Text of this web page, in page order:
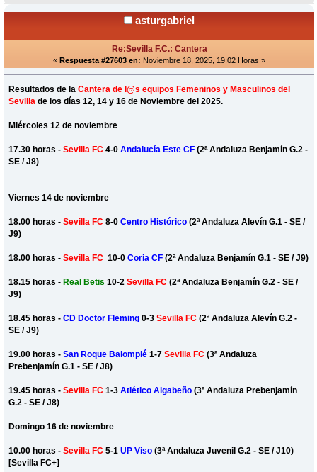
asturgabriel
Re:Sevilla F.C.: Cantera
« Respuesta #27603 en: Noviembre 18, 2025, 19:02 Horas »
Resultados de laCantera de l@s equipos Femeninos y Masculinos del
Sevilla de los días 12, 14 y 16 de Noviembre del 2025.
Miércoles 12 de noviembre
17.30 horas -Sevilla FC 4-0Andalucía Este CF (2ª Andaluza Benjamín G.2 -
SE / J8)
Viernes 14 de noviembre
18.00 horas - Sevilla FC8-0Centro Histórico (2ª Andaluza Alevín G.1 - SE /
J9)
18.00 horas -Sevilla FC 10-0Coria CF(2ª Andaluza Benjamín G.1 - SE / J9)
18.15 horas - Real Betis 10-2Sevilla FC(2ª Andaluza Benjamín G.2 - SE /
J9)
18.45 horas -CD Doctor Fleming 0-3Sevilla FC (2ª Andaluza Alevín G.2 -
SE / J9)
19.00 horas -San Roque Balompié 1-7Sevilla FC(3ª Andaluza
Prebenjamín G.1 - SE / J8)
19.45 horas -Sevilla FC 1-3Atlético Algabeño(3ª Andaluza Prebenjamín
G.2 - SE / J8)
Domingo 16 de noviembre
10.00 horas -Sevilla FC 5-1UP Viso (3ª Andaluza Juvenil G.2 - SE / J10)
[Sevilla FC+]